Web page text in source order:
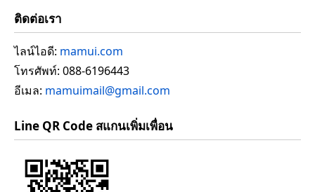
ติดต่อเรา
ไลน์ไอดี: mamui.com
โทรศัพท์: 088-6196443
อีเมล: mamuimail@gmail.com
Line QR Code สแกนเพิ่มเพื่อน